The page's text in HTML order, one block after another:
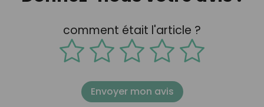
comment était l'article ?
Envoyer mon avis